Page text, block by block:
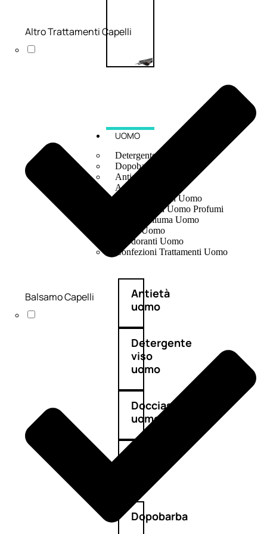
UOMO
Detergente Viso Uomo
Dopobarba Uomo
Antieta Uomo
Anticaduta Uomo
Contorno Occhi Uomo
Bagnodoccia Uomo Profumi
Docciaschiuma Uomo
Corpo Uomo
Deodoranti Uomo
Confezioni Trattamenti Uomo
Antietà
uomo
Detergente
viso
uomo
Docciaschiuma
uomo
Dopobarba
Altro Trattamenti Capelli
Balsamo Capelli